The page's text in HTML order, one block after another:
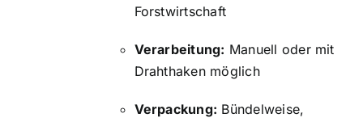
Forstwirtschaft
Verarbeitung: Manuell oder mit
Drahthaken möglich
Verpackung: Bündelweise,